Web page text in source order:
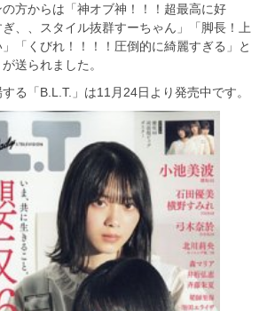
方からは「神オブ神！！！超最高に好
、、スタイル抜群すーちゃん」「脚長！上
「くびれ！！！！圧倒的に綺麗すぎる」と
送られました。
る「B.L.T.」は11月24日より発売中です。